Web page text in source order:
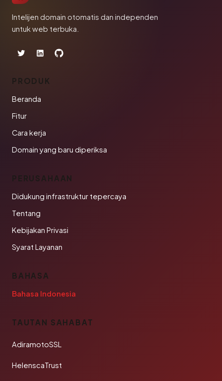
Intelijen domain otomatis dan independen
untuk web terbuka.
PRODUK
Beranda
Fitur
Cara kerja
Domain yang baru diperiksa
PERUSAHAAN
Didukung infrastruktur tepercaya
Tentang
Kebijakan Privasi
Syarat Layanan
BAHASA
Bahasa Indonesia
TAUTAN SAHABAT
AdiramotoSSL
HelenscaTrust